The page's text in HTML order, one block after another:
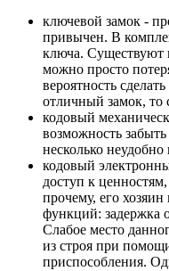
ключевой замок -
привычен. В
ключа. Существуют
можно просто
вероятность
отличный замок, то
кодовый
возможность
несколько неудобно
кодовый
доступ к
прочему, его
функций: задержка
Слабое место
из строя при
приспособления.